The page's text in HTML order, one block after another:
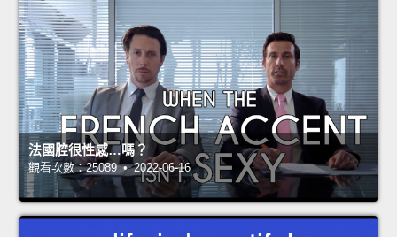
法國腔很性感…嗎？
觀看次數：25089 • 2022-06-16